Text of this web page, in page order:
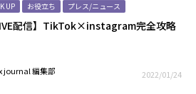
UP お役立ち プレス/ニュース
配信】TikTok×instagram完全攻略
journal 編集部 2022/01/24